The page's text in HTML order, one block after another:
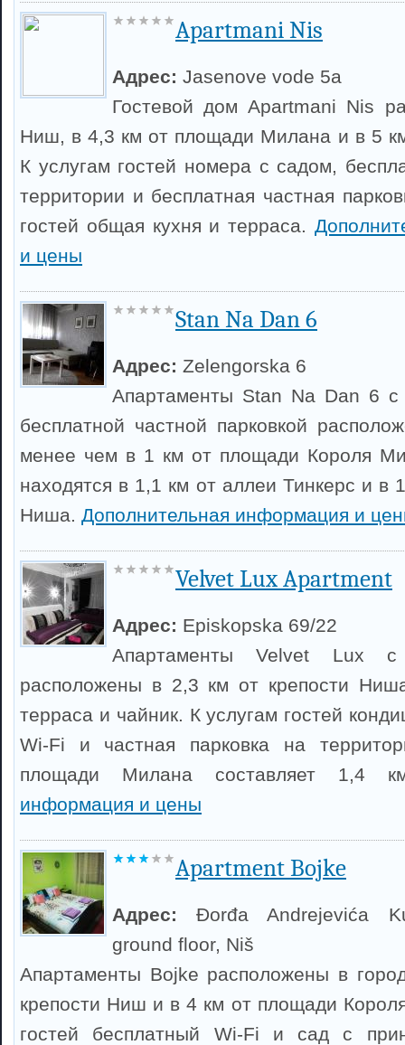
Apartmani Nis
Адрес: Jasenove vode 5a
Гостевой дом Apartmani Nis
Ниш, в 4,3 км от площади Милана и в 5
К услугам гостей номера с садом,
территории и бесплатная частная
гостей общая кухня и терраса.
и цены
Stan Na Dan 6
Адрес: Zelengorska 6
Апартаменты Stan Na Dan 6
бесплатной частной парковкой
менее чем в 1 км от площади Короля
находятся в 1,1 км от аллеи Тинкерс и в
Ниша. Дополнительная информация и
Velvet Lux Apartment
Адрес: Episkopska 69/22
Апартаменты Velvet Lux
расположены в 2,3 км от крепости
терраса и чайник. К услугам гостей
Wi-Fi и частная парковка на
площади Милана составляет 1,4
информация и цены
Apartment Bojke
Адрес:Đorđa Andrejevića
ground floor, Niš
Апартаменты Bojke расположены в
крепости Ниш и в 4 км от площади
гостей бесплатный Wi-Fi и сад с